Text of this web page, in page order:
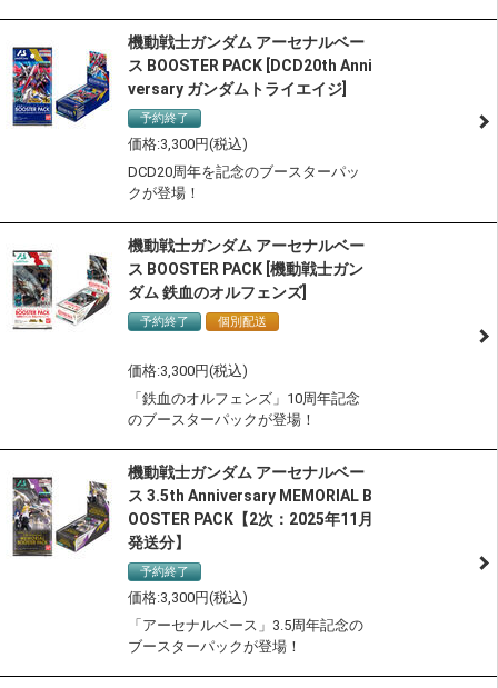
機動戦士ガンダム アーセナルベー
ス BOOSTER PACK [DCD20th Anni
versary ガンダムトライエイジ]
予約終了
3,300
DCD20周年を記念のブースターパッ
クが登場！
機動戦士ガンダム アーセナルベー
ス BOOSTER PACK [機動戦士ガン
ダム 鉄血のオルフェンズ]
予約終了
個別配送
3,300
「鉄血のオルフェンズ」10周年記念
のブースターパックが登場！
機動戦士ガンダム アーセナルベー
ス 3.5th Anniversary MEMORIAL B
OOSTER PACK【2次：2025年11月
発送分】
予約終了
3,300
「アーセナルベース」3.5周年記念の
ブースターパックが登場！